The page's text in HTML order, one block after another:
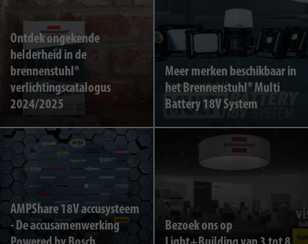
Ontdek ongekende
helderheid in de
brennenstuhl®
verlichtingscatalogus
2024/2025
Meer merken beschikbaar in
het Brennenstuhl® Multi
Battery 18V System
AMPShare 18V accusysteem
- De accusamenwerking
Bezoek ons op